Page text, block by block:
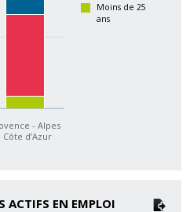
- Alpes
Côte d’Azur
Moins de 25
ans
ACTIFS EN EMPLOI